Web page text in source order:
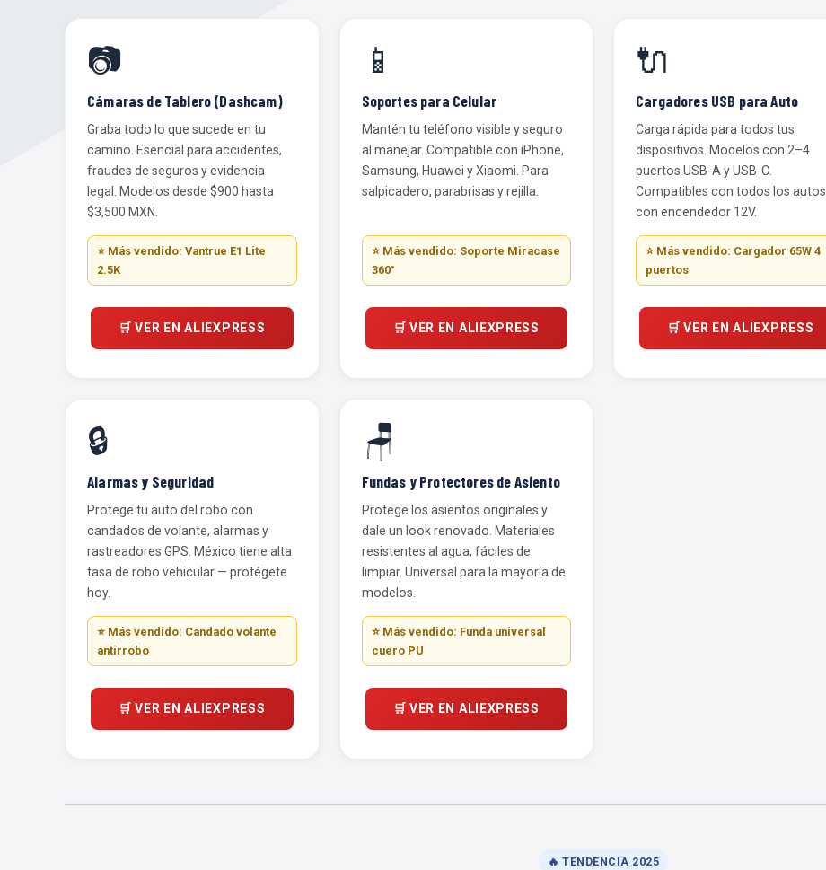
📷
Cámaras de Tablero (Dashcam)
Graba todo lo que sucede en tu
camino. Esencial para accidentes,
fraudes de seguros y evidencia
legal. Modelos desde $900 hasta
$3,500 MXN.
⭐ Más vendido: Vantrue E1 Lite
2.5K
🛒 VER EN ALIEXPRESS
📱
Soportes para Celular
Mantén tu teléfono visible y seguro
al manejar. Compatible con iPhone,
Samsung, Huawei y Xiaomi. Para
salpicadero, parabrisas y rejilla.
⭐ Más vendido: Soporte Miracase
360°
🛒 VER EN ALIEXPRESS
🔌
Cargadores USB para Auto
Carga rápida para todos tus
dispositivos. Modelos con 2–4
puertos USB-A y USB-C.
Compatibles con todos los autos
con encendedor 12V.
⭐ Más vendido: Cargador 65W 4
puertos
🛒 VER EN ALIEXPRESS
🔒
Alarmas y Seguridad
Protege tu auto del robo con
candados de volante, alarmas y
rastreadores GPS. México tiene alta
tasa de robo vehicular — protégete
hoy.
⭐ Más vendido: Candado volante
antirrobo
🛒 VER EN ALIEXPRESS
🪑
Fundas y Protectores de Asiento
Protege los asientos originales y
dale un look renovado. Materiales
resistentes al agua, fáciles de
limpiar. Universal para la mayoría de
modelos.
⭐ Más vendido: Funda universal
cuero PU
🛒 VER EN ALIEXPRESS
🔥 TENDENCIA 2025